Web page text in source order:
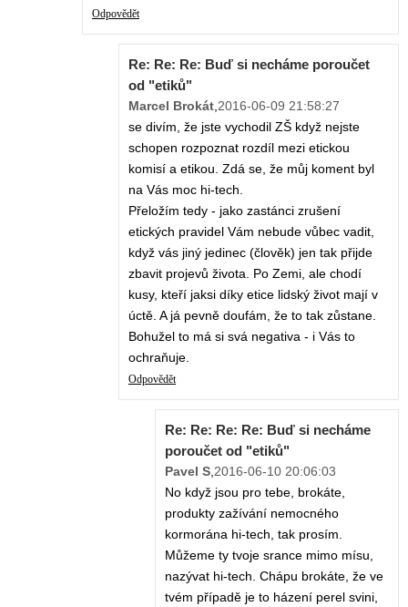
Odpovědět
Re: Re: Re: Buď si necháme poroučet
od "etiků"
Marcel Brokát,2016-06-09 21:58:27
se divím, že jste vychodil ZŠ když nejste
schopen rozpoznat rozdíl mezi etickou
komisí a etikou. Zdá se, že můj koment byl
na Vás moc hi-tech.
Přeložím tedy - jako zastánci zrušení
etických pravidel Vám nebude vůbec vadit,
když vás jiný jedinec (člověk) jen tak přijde
zbavit projevů života. Po Zemi, ale chodí
kusy, kteří jaksi díky etice lidský život mají v
úctě. A já pevně doufám, že to tak zůstane.
Bohužel to má si svá negativa - i Vás to
ochraňuje.
Odpovědět
Re: Re: Re: Re: Buď si necháme
poroučet od "etiků"
Pavel S,2016-06-10 20:06:03
No když jsou pro tebe, brokáte,
produkty zažívání nemocného
kormorána hi-tech, tak prosím.
Můžeme ty tvoje srance mimo mísu,
nazývat hi-tech. Chápu brokáte, že ve
tvém případě je to házení perel svini,